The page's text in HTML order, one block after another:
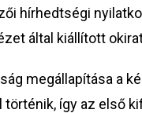
hírhedtségi
által kiállított
megállapítása a
történik, így az első